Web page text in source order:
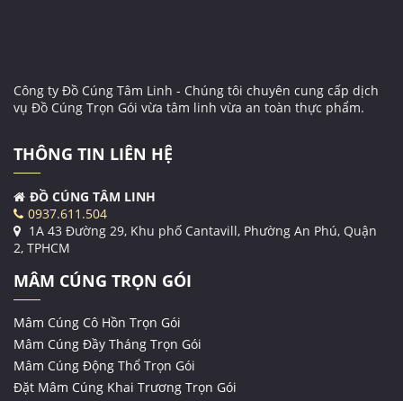
Công ty Đồ Cúng Tâm Linh - Chúng tôi chuyên cung cấp dịch
vụ Đồ Cúng Trọn Gói vừa tâm linh vừa an toàn thực phẩm.
THÔNG TIN LIÊN HỆ
ĐỒ CÚNG TÂM LINH
0937.611.504
1A 43 Đường 29, Khu phố Cantavill, Phường An Phú, Quận
2, TPHCM
MÂM CÚNG TRỌN GÓI
Mâm Cúng Cô Hồn Trọn Gói
Mâm Cúng Đầy Tháng Trọn Gói
Mâm Cúng Động Thổ Trọn Gói
Đặt Mâm Cúng Khai Trương Trọn Gói